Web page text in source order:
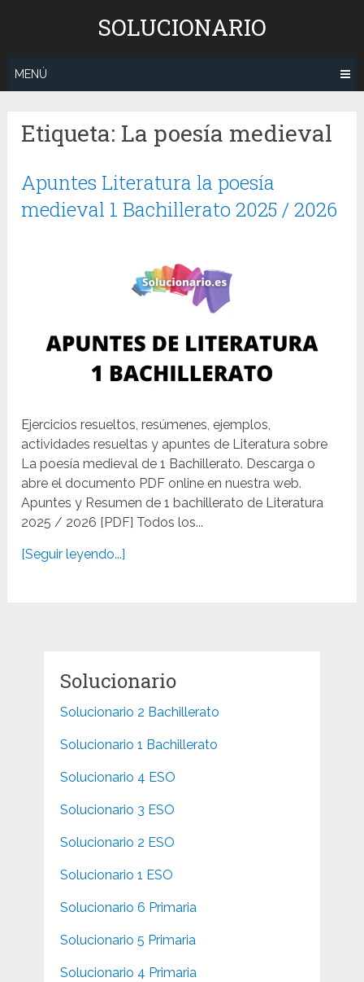
SOLUCIONARIO
MENÚ
Etiqueta: La poesía medieval
Apuntes Literatura la poesía
medieval 1 Bachillerato 2025 / 2026
Ejercicios resueltos, resúmenes, ejemplos,
actividades resueltas y apuntes de Literatura sobre
La poesía medieval de 1 Bachillerato. Descarga o
abre el documento PDF online en nuestra web.
Apuntes y Resumen de 1 bachillerato de Literatura
2025 / 2026 [PDF] Todos los...
[Seguir leyendo...]
Solucionario
Solucionario 2 Bachillerato
Solucionario 1 Bachillerato
Solucionario 4 ESO
Solucionario 3 ESO
Solucionario 2 ESO
Solucionario 1 ESO
Solucionario 6 Primaria
Solucionario 5 Primaria
Solucionario 4 Primaria